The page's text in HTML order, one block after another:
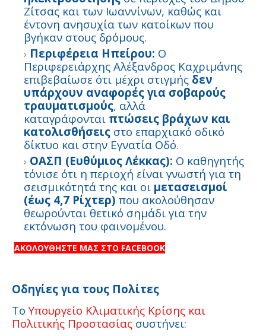
Ζίτσας και των Ιωαννίνων, καθώς και
έντονη ανησυχία των κατοίκων που
βγήκαν στους δρόμους.
Περιφέρεια Ηπείρου: Ο
Περιφερειάρχης Αλέξανδρος Καχριμάνης
επιβεβαίωσε ότι μέχρι στιγμής δεν
υπάρχουν αναφορές για σοβαρούς
τραυματισμούς, αλλά
καταγράφονται πτώσεις βράχων και
κατολισθήσεις στο επαρχιακό οδικό
δίκτυο και στην Εγνατία Οδό.
ΟΑΣΠ (Ευθύμιος Λέκκας): Ο καθηγητής
τόνισε ότι η περιοχή είναι γνωστή για τη
σεισμικότητά της και οι μετασεισμοί
(έως 4,7 Ρίχτερ) που ακολούθησαν
θεωρούνται θετικό σημάδι για την
εκτόνωση του φαινομένου.
ΑΚΟΛΟΥΘΗΣΤΕ ΜΑΣ ΣΤΟ FACEBOOK
Οδηγίες για τους Πολίτες
ΤοΥπουργείο Κλιματικής Κρίσης και
Πολιτικής Προστασίας συστήνει: